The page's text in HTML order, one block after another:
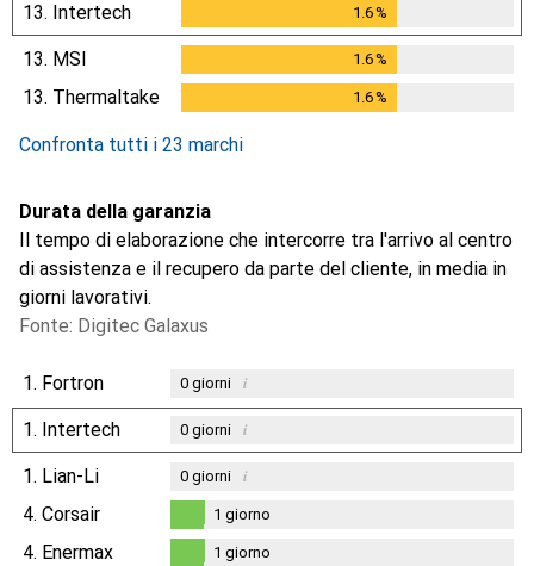
13. Intertech 1.6%
13. MSI 1.6%
13. Thermaltake 1.6%
Confronta tutti i 23 marchi
Durata della garanzia
Il tempo di elaborazione che intercorre tra l'arrivo al centro
di assistenza e il recupero da parte del cliente, in media in
giorni lavorativi.
Fonte: Digitec Galaxus
1. Fortron 0giorni i
1. Intertech 0giorni i
1. Lian-Li 0giorni i
4. Corsair
giorno
1 giorno
4. Enermax 1 giorno